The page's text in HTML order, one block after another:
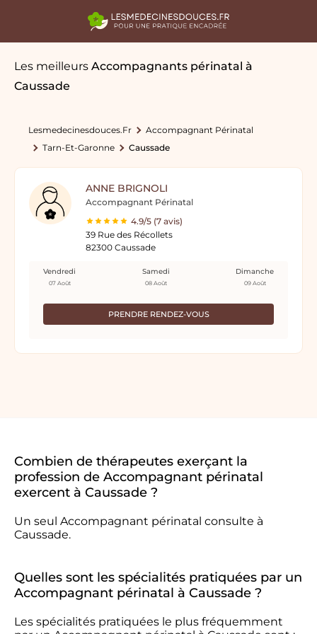
Les meilleurs Accompagnants périnatal à
Caussade
Lesmedecinesdouces.fr
Accompagnant Périnatal
Tarn-Et-Garonne
Caussade
ANNE BRIGNOLI
Accompagnant Périnatal
4.9/5 (7 avis)
39 Rue des Récollets
82300 Caussade
PRENDRE RENDEZ-VOUS
Vendredi
07 Août
Samedi
08 Août
Dimanche
09 Août
Combien de thérapeutes exerçant la
profession de Accompagnant périnatal
exercent à Caussade ?
Un seul Accompagnant périnatal consulte à
Caussade.
Quelles sont les spécialités pratiquées par un
Accompagnant périnatal à Caussade ?
Les spécialités pratiquées le plus fréquemment